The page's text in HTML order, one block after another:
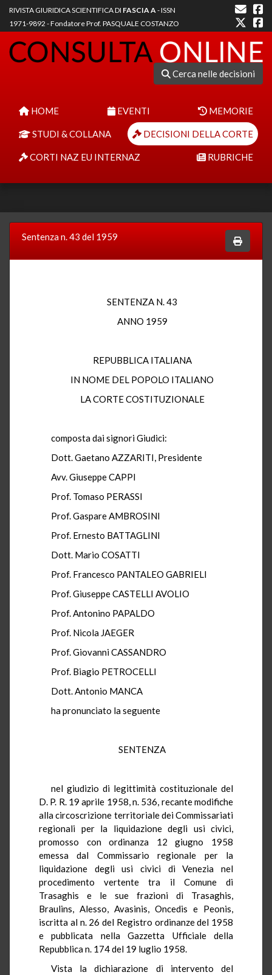
RIVISTA GIURIDICA SCIENTIFICA DI FASCIA A- ISSN
1971-9892 - Fondatore Prof. PASQUALE COSTANZO
Cerca nelle decisioni
HOME EVENTI MEMORIE
STUDI & COLLANA DECISIONI DELLA CORTE
CORTI NAZ EU INTERNAZ RUBRICHE
Sentenza n. 43 del 1959
SENTENZA N. 43
ANNO 1959
REPUBBLICA ITALIANA
IN NOME DEL POPOLO ITALIANO
LA CORTE COSTITUZIONALE
composta dai signori Giudici:
Dott. Gaetano AZZARITI, Presidente
Avv. Giuseppe CAPPI
Prof. Tomaso PERASSI
Prof. Gaspare AMBROSINI
Prof. Ernesto BATTAGLINI
Dott. Mario COSATTI
Prof. Francesco PANTALEO GABRIELI
Prof. Giuseppe CASTELLI AVOLIO
Prof. Antonino PAPALDO
Prof. Nicola JAEGER
Prof. Giovanni CASSANDRO
Prof. Biagio PETROCELLI
Dott. Antonio MANCA
ha pronunciato la seguente
SENTENZA
nel giudizio di legittimità costituzionale del
D. P. R. 19 aprile 1958, n. 536, recante modifiche
alla circoscrizione territoriale dei Commissariati
regionali per la liquidazione degli usi civici,
promosso con ordinanza 12 giugno 1958
emessa dal Commissario regionale per la
liquidazione degli usi civici di Venezia nel
procedimento vertente tra il Comune di
Trasaghis e le sue frazioni di Trasaghis,
Braulins, Alesso, Avasinis, Oncedis e Peonis,
iscritta al n. 26 del Registro ordinanze del 1958
e pubblicata nella Gazzetta Ufficiale della
Repubblica n. 174 del 19 luglio 1958.
Vista la dichiarazione di intervento del